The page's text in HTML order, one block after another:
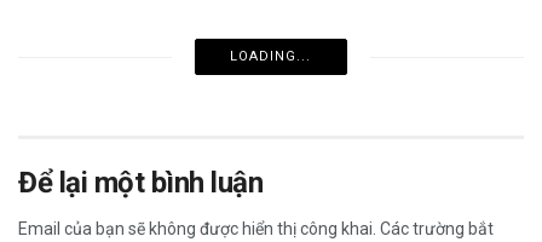
LOADING...
Để lại một bình luận
Email của bạn sẽ không được hiển thị công khai. Các trường bắt